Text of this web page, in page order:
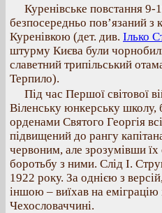
Куренівське повстання 9-
безпосередньо пов’язаний з
Куренівкою (дет. див. Ілько
штурму Києва були
славетний трипільський
Терпило).
Під час Першої світової
Віленську юнкерську школу,
орденами Святого Георгія
підвищений до рангу
червоним, але зрозумівши їх
боротьбу з ними. Слід І.
1922 року. За однією з
іншою – виїхав на
Чехословаччині.